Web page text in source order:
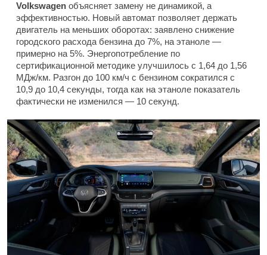
Volkswagen объясняет замену не динамикой, а
эффективностью. Новый автомат позволяет держать
двигатель на меньших оборотах: заявлено снижение
городского расхода бензина до 7%, на этаноле —
примерно на 5%. Энергопотребление по
сертификационной методике улучшилось с 1,64 до 1,56
МДж/км. Разгон до 100 км/ч с бензином сократился с
10,9 до 10,4 секунды, тогда как на этаноле показатель
фактически не изменился — 10 секунд.